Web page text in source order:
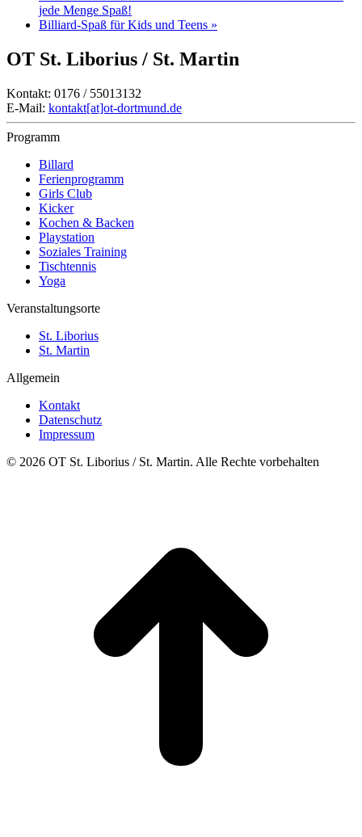
jede Menge Spaß!
Billiard-Spaß für Kids und Teens »
OT St. Liborius / St. Martin
Kontakt: 0176 / 55013132
E-Mail: kontakt[at]ot-dortmund.de
Programm
Billard
Ferienprogramm
Girls Club
Kicker
Kochen & Backen
Playstation
Soziales Training
Tischtennis
Yoga
Veranstaltungsorte
St. Liborius
St. Martin
Allgemein
Kontakt
Datenschutz
Impressum
© 2026 OT St. Liborius / St. Martin. Alle Rechte vorbehalten